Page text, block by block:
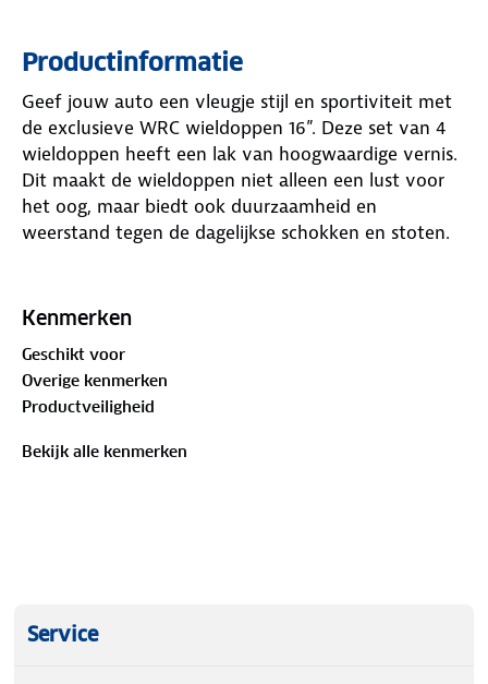
Productinformatie
Geef jouw auto een vleugje stijl en sportiviteit met
de exclusieve WRC wieldoppen 16”. Deze set van 4
wieldoppen heeft een lak van hoogwaardige vernis.
Dit maakt de wieldoppen niet alleen een lust voor
het oog, maar biedt ook duurzaamheid en
weerstand tegen de dagelijkse schokken en stoten.
eenvoudige clipsysteem bevestig je de wieldoppen
slechts een simpele klik en jouw wielen zijn voorzien
van een nieuwe, opvallende look!
Bovendien zijn de wieldoppen verpakt in een
Kenmerken
Geschikt voor
Overige kenmerken
Productveiligheid
Bekijk alle kenmerken
Service